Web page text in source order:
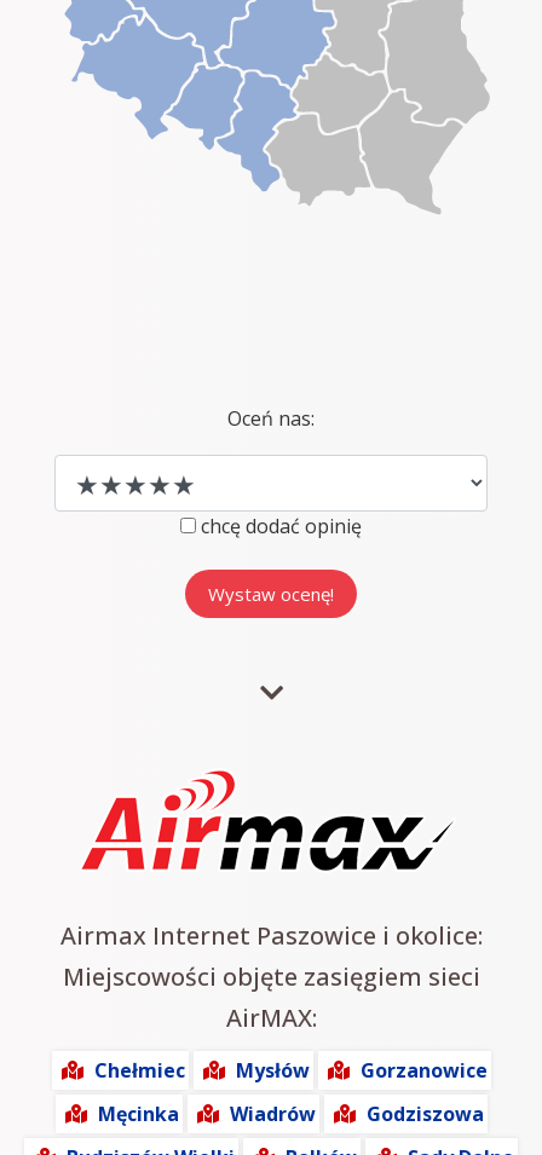
Oceń nas:
chcę dodać opinię
Airmax Internet Paszowice i okolice:
Miejscowości objęte zasięgiem sieci
AirMAX:
Chełmiec Mysłów
Gorzanowice
Męcinka
Wiadrów
Godziszowa